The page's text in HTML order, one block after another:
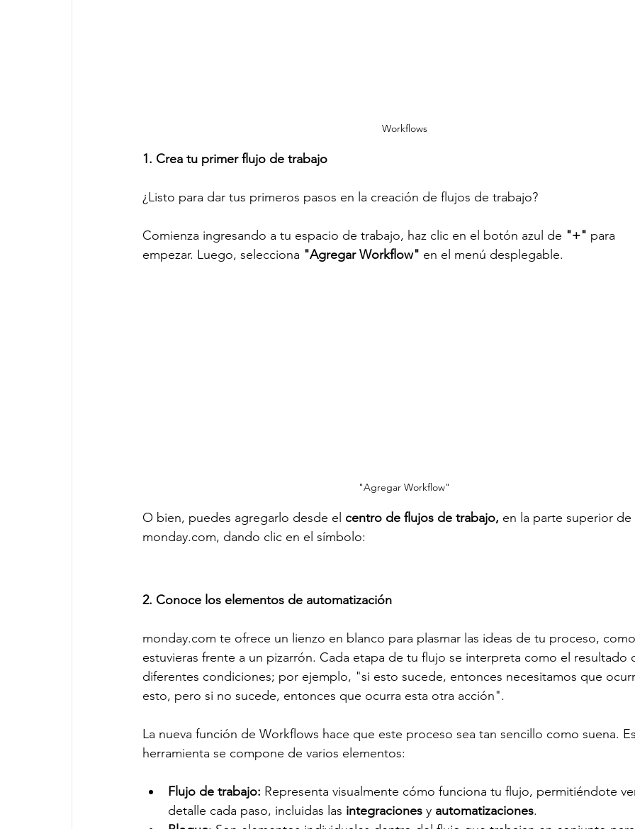
Workflows
1. Crea tu primer flujo de trabajo
¿Listo para dar tus primeros pasos en la creación de flujos de trabajo?
Comienza ingresando a tu espacio de trabajo, haz clic en el botón azul de "+" para
empezar. Luego, selecciona "Agregar Workflow" en el menú desplegable.
"Agregar Workflow"
O bien, puedes agregarlo desde el centro de flujos de trabajo, en la parte superior de
monday.com, dando clic en el símbolo:
2. Conoce los elementos de automatización
monday.com te ofrece un lienzo en blanco para plasmar las ideas de tu proceso,
estuvieras frente a un pizarrón. Cada etapa de tu flujo se interpreta como el resultado
diferentes condiciones; por ejemplo, "si esto sucede, entonces necesitamos que
esto, pero si no sucede, entonces que ocurra esta otra acción".
La nueva función de Workflows hace que este proceso sea tan sencillo como suena.
herramienta se compone de varios elementos:
Flujo de trabajo: Representa visualmente cómo funciona tu flujo, permitiéndote
detalle cada paso, incluidas las integraciones y automatizaciones.